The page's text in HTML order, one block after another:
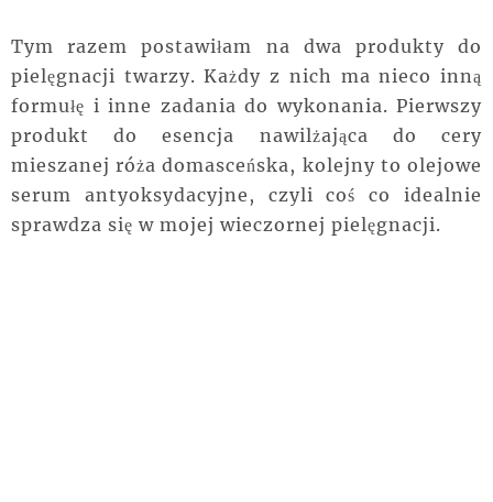
Tym razem postawiłam na dwa produkty do
pielęgnacji twarzy. Każdy z nich ma nieco inną
formułę i inne zadania do wykonania. Pierwszy
produkt do esencja nawilżająca do cery
mieszanej róża domasceńska, kolejny to olejowe
serum antyoksydacyjne, czyli coś co idealnie
sprawdza się w mojej wieczornej pielęgnacji.